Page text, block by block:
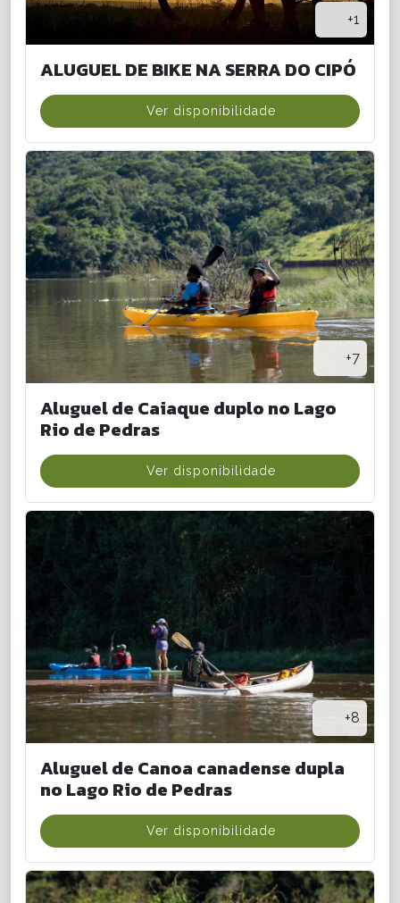
+1
ALUGUEL DE BIKE NA SERRA DO CIPÓ
Ver disponibilidade
+7
Aluguel de Caiaque duplo no Lago
Rio de Pedras
Ver disponibilidade
+8
Aluguel de Canoa canadense dupla
no Lago Rio de Pedras
Ver disponibilidade